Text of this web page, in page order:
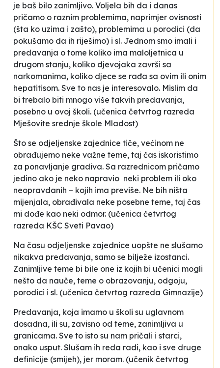
je baš bilo zanimljivo. Voljela bih da i danas
pričamo o raznim problemima, naprimjer ovisnosti
(šta ko uzima i zašto), problemima u porodici (da
pokušamo da ih riješimo) i sl. Jednom smo imali i
predavanja o tome koliko ima maloljetnica u
drugom stanju, koliko djevojaka završi sa
narkomanima, koliko djece se rađa sa ovim ili onim
hepatitisom. Sve to nas je interesovalo. Mislim da
bi trebalo biti mnogo više takvih predavanja,
posebno u ovoj školi. (učenica četvrtog razreda
Mješovite srednje škole Mladost)
Što se odjeljenske zajednice tiče, većinom ne
obrađujemo neke važne teme, taj čas iskoristimo
za ponavljanje gradiva. Sa razrednicom pričamo
jedino ako je neko napravio neki problem ili oko
neopravdanih – kojih ima previše. Ne bih ništa
mijenjala, obrađivala neke posebne teme, taj čas
mi dođe kao neki odmor. (učenica četvrtog
razreda KŠC Sveti Pavao)
Na času odjeljenske zajednice uopšte ne slušamo
nikakva predavanja, samo se bilježe izostanci.
Zanimljive teme bi bile one iz kojih bi učenici mogli
nešto da nauče, teme o obrazovanju, odgoju,
porodici i sl. (učenica četvrtog razreda Gimnazije)
Predavanja, koja imamo u školi su uglavnom
dosadna, ili su, zavisno od teme, zanimljiva u
granicama. Sve to isto su nam pričali i starci,
onako usput. Slušam ih reda radi, kao i sve druge
definicije (smijeh), jer moram. (učenik četvrtog